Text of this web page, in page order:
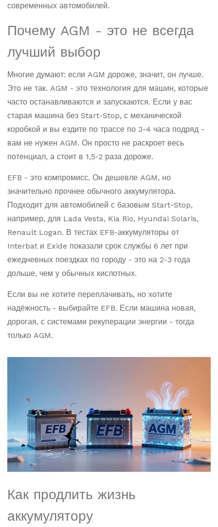
современных автомобилей.
Почему AGM - это не всегда
лучший выбор
Многие думают: если AGM дороже, значит, он лучше.
Это не так. AGM - это технология для машин, которые
часто останавливаются и запускаются. Если у вас
старая машина без Start-Stop, с механической
коробкой и вы ездите по трассе по 3-4 часа подряд -
вам не нужен AGM. Он просто не раскроет весь
потенциал, а стоит в 1,5-2 раза дороже.
EFB - это компромисс. Он дешевле AGM, но
значительно прочнее обычного аккумулятора.
Подходит для автомобилей с базовым Start-Stop,
например, для Lada Vesta, Kia Rio, Hyundai Solaris,
Renault Logan. В тестах EFB-аккумуляторы от
Interbat и Exide показали срок службы 6 лет при
ежедневных поездках по городу - это на 2-3 года
дольше, чем у обычных кислотных.
Если вы не хотите переплачивать, но хотите
надёжность - выбирайте EFB. Если машина новая,
дорогая, с системами рекуперации энергии - тогда
только AGM.
Как продлить жизнь
аккумулятору